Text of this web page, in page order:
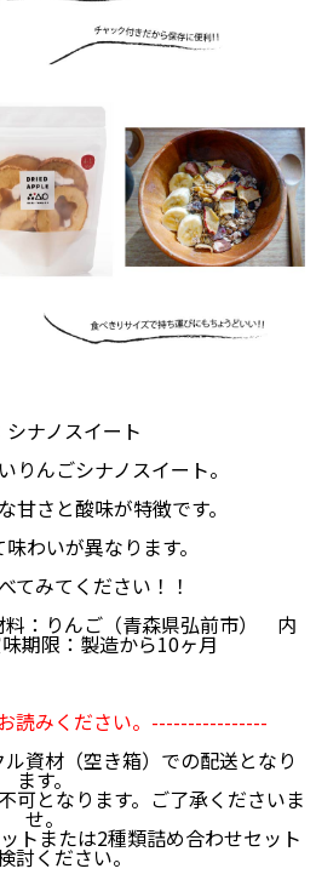
シナノスイート
りんごシナノスイート。
甘さと酸味が特徴です。
わいが異なります。
てみてください！！
：りんご（青森県弘前市） 内
期限：製造から10ヶ月
みください。----------------
資材（空き箱）での配送となり
ます。
可となります。ご了承くださいま
せ。
トまたは2種類詰め合わせセット
討ください。